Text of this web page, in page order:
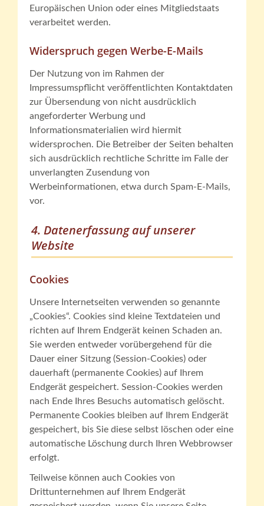
Europäischen Union oder eines Mitgliedstaats
verarbeitet werden.
Widerspruch gegen Werbe-E-Mails
Der Nutzung von im Rahmen der
Impressumspflicht veröffentlichten Kontaktdaten
zur Übersendung von nicht ausdrücklich
angeforderter Werbung und
Informationsmaterialien wird hiermit
widersprochen. Die Betreiber der Seiten behalten
sich ausdrücklich rechtliche Schritte im Falle der
unverlangten Zusendung von
Werbeinformationen, etwa durch Spam-E-Mails,
vor.
4. Datenerfassung auf unserer
Website
Cookies
Unsere Internetseiten verwenden so genannte
„Cookies“. Cookies sind kleine Textdateien und
richten auf Ihrem Endgerät keinen Schaden an.
Sie werden entweder vorübergehend für die
Dauer einer Sitzung (Session-Cookies) oder
dauerhaft (permanente Cookies) auf Ihrem
Endgerät gespeichert. Session-Cookies werden
nach Ende Ihres Besuchs automatisch gelöscht.
Permanente Cookies bleiben auf Ihrem Endgerät
gespeichert, bis Sie diese selbst löschen oder eine
automatische Löschung durch Ihren Webbrowser
erfolgt.
Teilweise können auch Cookies von
Drittunternehmen auf Ihrem Endgerät